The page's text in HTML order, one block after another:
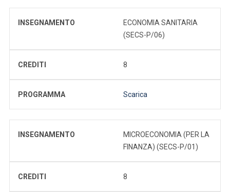
INSEGNAMENTO
ECONOMIA SANITARIA
(SECS-P/06)
CREDITI 8
PROGRAMMA Scarica
INSEGNAMENTO
MICROECONOMIA (PER LA
FINANZA) (SECS-P/01)
CREDITI 8